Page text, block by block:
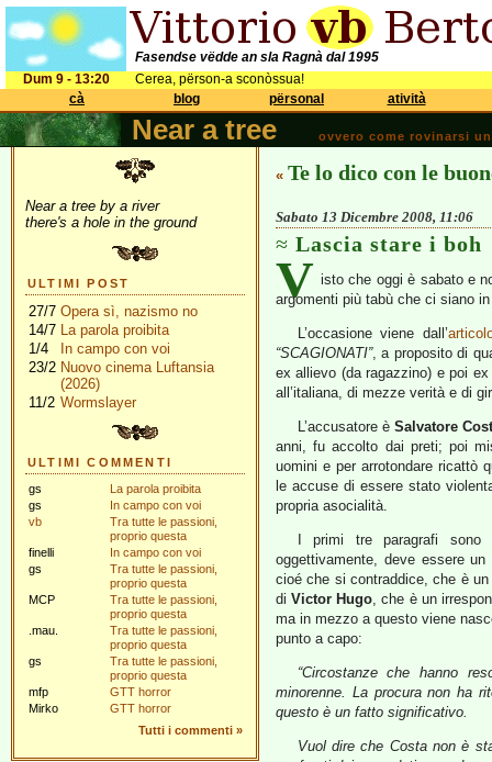
Fasendse vëdde an sla Ragnà dal 1995
Dum 9 - 13:20
Cerea, përson-a sconòssua!
cà
blog përsonal atività
Near a tree ovvero come rovinarsi
Near a tree by a river
there's a hole in the ground
ULTIMI POST
27/7 Opera sì, nazismo no
14/7 La parola proibita
1/4
In campo con voi
23/2 Nuovo cinema Luftansia
(2026)
11/2 Wormslayer
ULTIMI COMMENTI
gs
La parola proibita
gs
In campo con voi
vb
Tra tutte le passioni,
proprio questa
finelli
In campo con voi
gs
Tra tutte le passioni,
proprio questa
MCP
Tra tutte le passioni,
proprio questa
.mau.
Tra tutte le passioni,
proprio questa
gs
Tra tutte le passioni,
proprio questa
mfp
GTT horror
Mirko
GTT horror
Tutti i commenti »
« Te lo dico con le
Sabato 13 Dicembre 2008, 11:06
Lascia stare i boh
V isto che oggi è sabato e
argomenti più tabù che ci siano
L’occasione viene dall’
“SCAGIONATI”, a proposito di
ex allievo (da ragazzino) e poi ex
all’italiana, di mezze verità e di
L’accusatore è Salvatore
anni, fu accolto dai preti; poi
uomini e per arrotondare ricattò
le accuse di essere stato
propria asocialità.
I primi tre paragrafi sono
oggettivamente, deve essere
cioé che si contraddice, che è
diVictor Hugo, che è un
ma in mezzo a questo viene
punto a capo:
“Circostanze che hanno
minorenne. La procura non ha
questo è un fatto significativo.
Vuol dire che Costa non è